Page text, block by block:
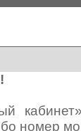
номер